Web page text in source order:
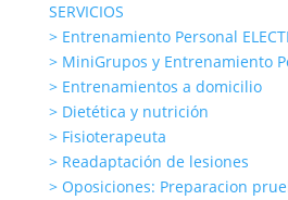
SERVICIOS
> Entrenamiento Personal
> MiniGrupos y Entrenamiento
> Entrenamientos a domicilio
> Dietética y nutrición
> Fisioterapeuta
> Readaptación de lesiones
> Oposiciones: Preparacion